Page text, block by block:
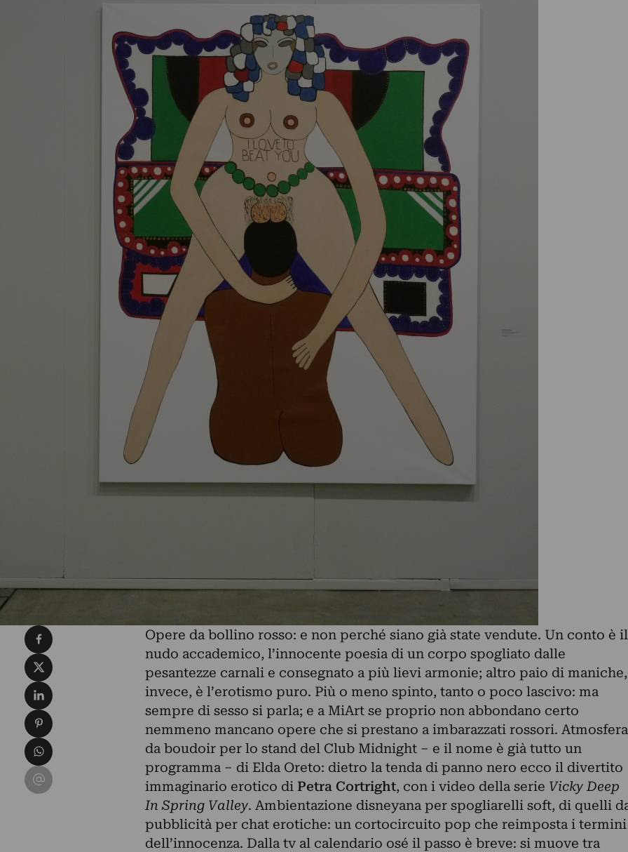
Opere da bollino rosso: e non perché siano già state vendute. Un conto è il
nudo accademico, l’innocente poesia di un corpo spogliato dalle
pesantezze carnali e consegnato a più lievi armonie; altro paio di maniche,
invece, è l’erotismo puro. Più o meno spinto, tanto o poco lascivo: ma
sempre di sesso si parla; e a MiArt se proprio non abbondano certo
nemmeno mancano opere che si prestano a imbarazzati rossori. Atmosfera
da boudoir per lo stand del Club Midnight – e il nome è già tutto un
programma – di Elda Oreto: dietro la tenda di panno nero ecco il divertito
immaginario erotico di Petra Cortright, con i video della serie Vicky Deep
In Spring Valley. Ambientazione disneyana per spogliarelli soft, di quelli
pubblicità per chat erotiche: un cortocircuito pop che reimposta i termini
dell’innocenza. Dalla tv al calendario osé il passo è breve: si muove tra
Condividi su Facebook
Condividi su X
Condividi su LinkedIn
Condividi su Pinterest
Condividi su WhatsApp
Condividi su Email